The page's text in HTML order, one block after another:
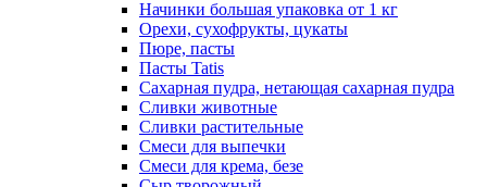
Начинки большая упаковка от 1 кг
Орехи, сухофрукты, цукаты
Пюре, пасты
Пасты Tatis
Сахарная пудра, нетающая сахарная пудра
Сливки животные
Сливки растительные
Смеси для выпечки
Смеси для крема, безе